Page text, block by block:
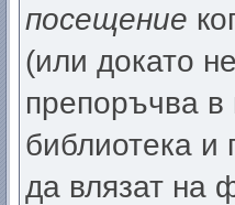
посещение
(или докато
препоръчва в
библиотека и
да влязат на